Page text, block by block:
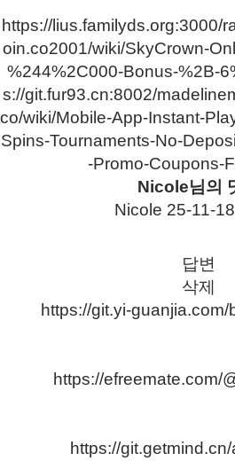
https://lius.familyds.org:3000/
oin.co2001/wiki/SkyCrown-
%244%2C000-Bonus-%2B-
s://git.fur93.cn:8002/
co/wiki/Mobile-App-Instant-
Spins-Tournaments-No-
-Promo-Coupons-
Nicole님의
Nicole 25-11-
답변
삭제
https://git.yi-
https://efreemate.com/
https://